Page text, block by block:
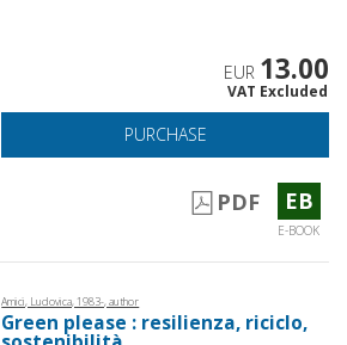
EUR 13.00
VAT Excluded
PURCHASE
PDF EB
E-BOOK
Amici, Ludovica, 1983-, author
Green please : resilienza, riciclo,